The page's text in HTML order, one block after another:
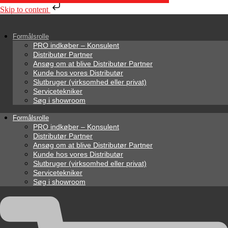
Skip to content
Formålsrolle
PRO indkøber – Konsulent
Distributør Partner
Ansøg om at blive Distributør Partner
Kunde hos vores Distributør
Slutbruger (virksomhed eller privat)
Servicetekniker
Søg i showroom
Formålsrolle
PRO indkøber – Konsulent
Distributør Partner
Ansøg om at blive Distributør Partner
Kunde hos vores Distributør
Slutbruger (virksomhed eller privat)
Servicetekniker
Søg i showroom